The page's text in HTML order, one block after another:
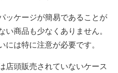
ッケージが簡易であることが
い商品も少なくありません。
には特に注意が必要です。
店頭販売されていないケース